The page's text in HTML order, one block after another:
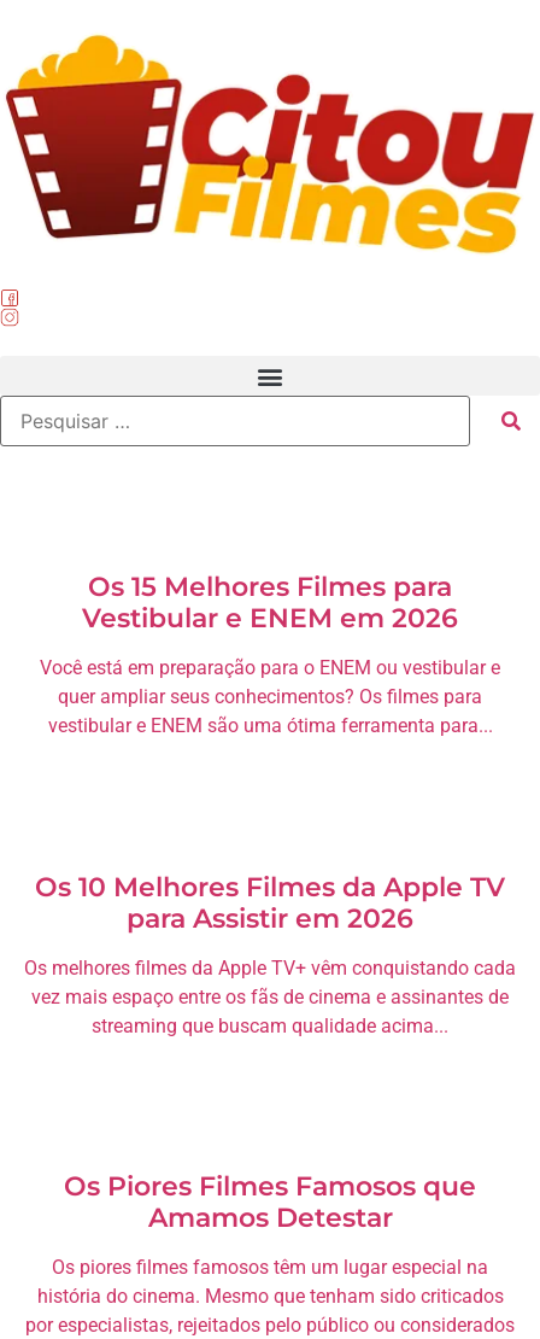
Os 15 Melhores Filmes para
Vestibular e ENEM em 2026
Você está em preparação para o ENEM ou vestibular e
quer ampliar seus conhecimentos? Os filmes para
vestibular e ENEM são uma ótima ferramenta para...
Os 10 Melhores Filmes da Apple TV
para Assistir em 2026
Os melhores filmes da Apple TV+ vêm conquistando cada
vez mais espaço entre os fãs de cinema e assinantes de
streaming que buscam qualidade acima...
Os Piores Filmes Famosos que
Amamos Detestar
Os piores filmes famosos têm um lugar especial na
história do cinema. Mesmo que tenham sido criticados
por especialistas, rejeitados pelo público ou considerados